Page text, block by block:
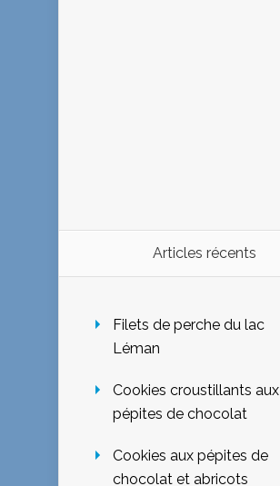
Articles récents
Filets de perche du lac
Léman
Cookies croustillants aux
pépites de chocolat
Cookies aux pépites de
chocolat et abricots